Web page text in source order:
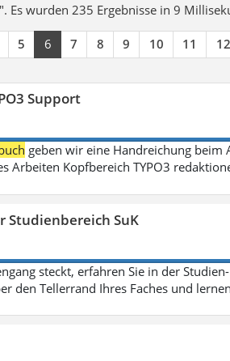
Es wurden 235 Ergebnisse in 9
5 6 7 8 9 10 11 12
Support
geben wir eine Handreichung beim
Arbeiten Kopfbereich TYPO3
SuK
steckt, erfahren Sie in der
den Tellerrand Ihres Faches und